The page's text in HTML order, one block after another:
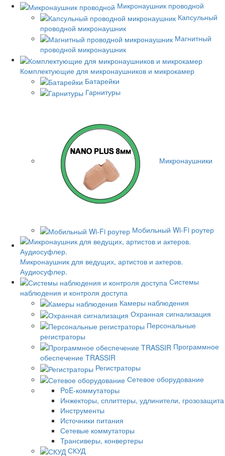
Микронаушник проводной
Капсульный
проводной микронаушник
Магнитный
проводной микронаушник
Комплектующие для микронаушников и микрокамер
Батарейки
Гарнитуры
Микронаушники
Мобильный Wi-Fi роутер
Микронаушник для ведущих, артистов и актеров.
Аудиосуфлер.
Системы
наблюдения и контроля доступа
Камеры наблюдения
Охранная сигнализация
Персональные
регистраторы
Программное
обеспечение TRASSIR
Регистраторы
Сетевое оборудование
PoE-коммутаторы
Инжекторы, сплиттеры, удлинители, грозозащита
Инструменты
Источники питания
Сетевые коммутаторы
Трансиверы, конвертеры
СКУД